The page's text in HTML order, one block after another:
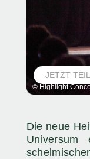
© Highlight
JETZT
Die neue